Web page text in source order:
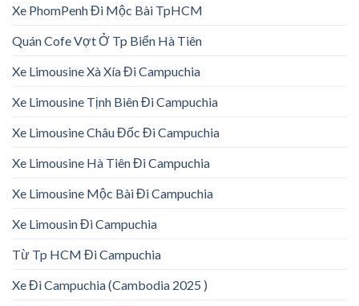
Xe PhomPenh Đi Mộc Bài TpHCM
Quán Cofe Vợt Ở Tp Biển Hà Tiên
Xe Limousine Xà Xía Đi Campuchia
Xe Limousine Tịnh Biên Đi Campuchia
Xe Limousine Châu Đốc Đi Campuchia
Xe Limousine Hà Tiên Đi Campuchia
Xe Limousine Mộc Bài Đi Campuchia
Xe Limousin Đi Campuchia
Từ Tp HCM Đi Campuchia
Xe Đi Campuchia (Cambodia 2025 )